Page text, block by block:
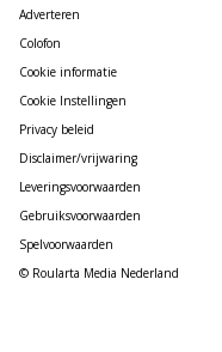
Adverteren
Colofon
Cookie informatie
Cookie Instellingen
Privacy beleid
Disclaimer/vrijwaring
Leveringsvoorwaarden
Gebruiksvoorwaarden
Spelvoorwaarden
© Roularta Media Nederland